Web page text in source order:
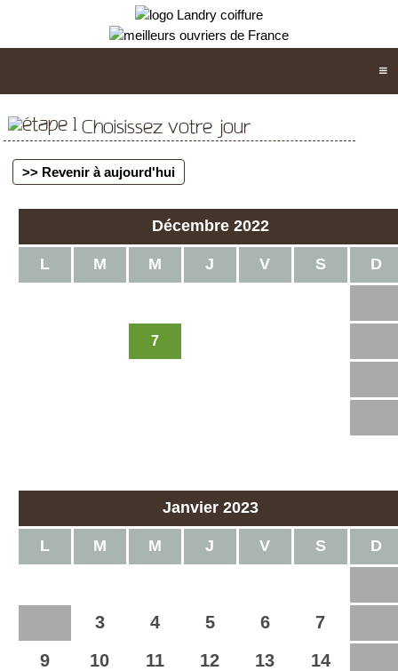
Choisissez votre jour
>> Revenir à aujourd'hui
Décembre 2022
L M M J V S D
7
Janvier 2023
L M M J V S D
3 4 5 6 7
9 10 11 12 13 14